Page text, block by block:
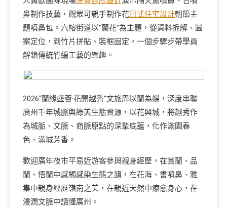
鼻制作技藝，觀眾可親手制作花日式住宅設計朝節主
題噴鼻包。六榕街道以“蘭花”為主題，從資料拆解、圖
案定位，到竹片拼貼、裝框固定，一個步驟步帶學員
解鎖傳統竹編工藝的樂趣。
2026“蘭緣盛薈·花開越秀”文旅周以蘭為媒，深度串聯
廣州千年城脈與綠美生態資源，以花興城，將越秀作
為城脈、文脈、商脈原點的深摯底蘊，化作滿園春
色、滿城芳香。
歡迎廣年夜市平易近游客參與親身經歷，在賞蘭、品
蘭、悟蘭中感觸感染生態之韻，在花海、書噴鼻、雅
集中親身經歷嶺南之美，在親近天然中療愈身心，在
浸潤文脈中讀懂廣州。